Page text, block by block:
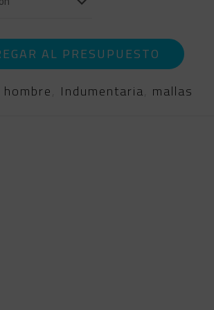
AL PRESUPUESTO
hombre Indumentaria mallas